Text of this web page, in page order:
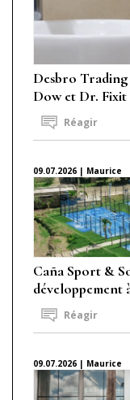
Desbro
Dow et Dr.
Réagir
09.07.2026 | Maurice
Caña Sport &
développement
Réagir
09.07.2026 | Maurice